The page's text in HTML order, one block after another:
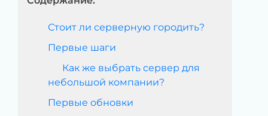
Стоит ли серверную городить?
Первые шаги
Как же выбрать сервер для
небольшой компании?
Первые обновки